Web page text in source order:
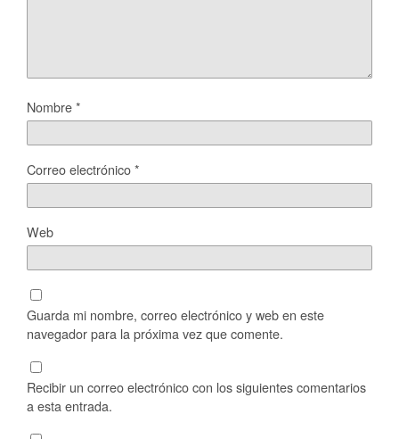
Nombre*
Correo electrónico*
Web
Guarda mi nombre, correo electrónico y web en este
navegador para la próxima vez que comente.
Recibir un correo electrónico con los siguientes comentarios
a esta entrada.